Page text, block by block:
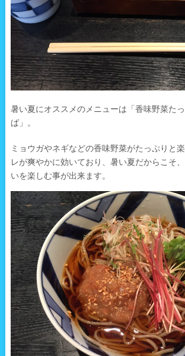
暑い夏にオススメのメニューは「香味野菜た
ば」。
ミョウガやネギなどの香味野菜がたっぷりと
レが爽やかに効いており、暑い夏だからこそ
いを楽しむ事が出来ます。